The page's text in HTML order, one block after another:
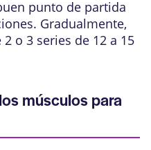
punto de partida
Gradualmente,
o 3 series de 12 a 15
músculos para